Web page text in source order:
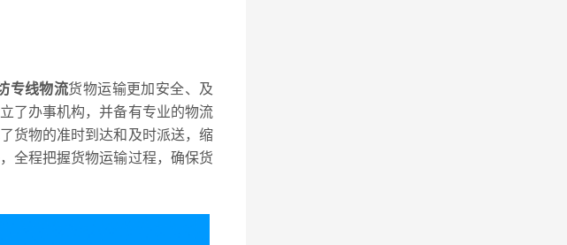
专线物流货物运输更加安全、及
了办事机构，并备有专业的物流
货物的准时到达和及时派送，缩
全程把握货物运输过程，确保货